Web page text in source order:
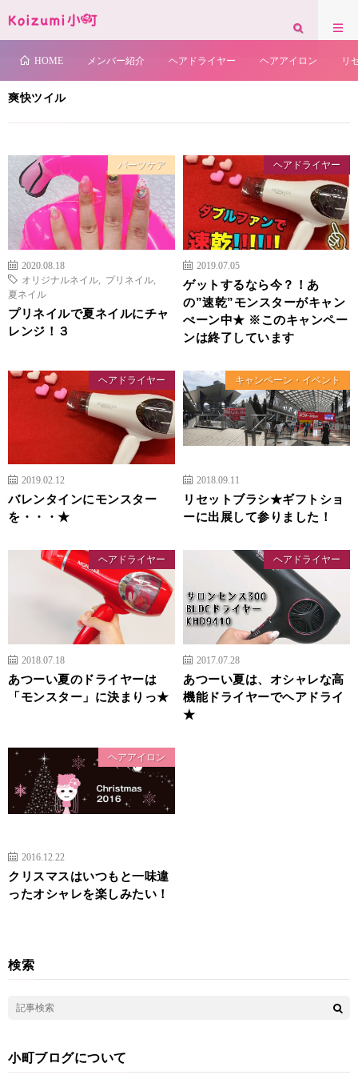
知らせが表示されます。背景色の変更もできます。
HOME メンバー紹介 ヘアドライヤー ヘアアイロン リ
HOME 爽快ツイル
爽快ツイル
パーツケア
2020.08.18
オリジナルネイル
プリネイル
夏ネイル
プリネイルで夏ネイルにチャ
レンジ！３
ヘアドライヤー
2019.07.05
ゲットするなら今？！あ
の”速乾”モンスターがキャン
ぺーン中★ ※このキャンペー
ンは終了しています
ヘアドライヤー
2019.02.12
バレンタインにモンスター
を・・・★
キャンペーン・イベント
2018.09.11
リセットブラシ★ギフトショ
ーに出展して参りました！
ヘアドライヤー
2018.07.18
あつーい夏のドライヤーは
「モンスター」に決まりっ★
ヘアドライヤー
2017.07.28
あつーい夏は、オシャレな高
機能ドライヤーでヘアドライ
★
ヘアアイロン
2016.12.22
クリスマスはいつもと一味違
ったオシャレを楽しみたい！
検索
小町ブログについて